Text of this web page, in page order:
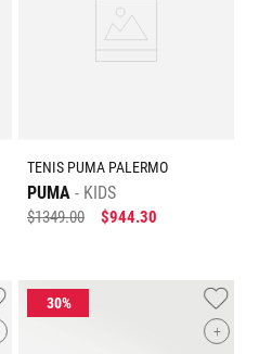
TENIS PUMA PALERMO
PUMA KIDS
$1349.00 $944.30
+